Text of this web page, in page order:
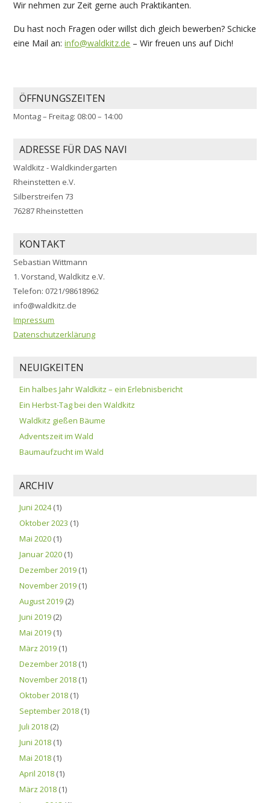
Wir nehmen zur Zeit gerne auch Praktikanten.
Du hast noch Fragen oder willst dich gleich bewerben? Schicke
eine Mail an:info@waldkitz.de – Wir freuen uns auf Dich!
ÖFFNUNGSZEITEN
Montag – Freitag: 08:00 – 14:00
ADRESSE FÜR DAS NAVI
Waldkitz - Waldkindergarten
Rheinstetten e.V.
Silberstreifen 73
76287 Rheinstetten
KONTAKT
Sebastian Wittmann
1. Vorstand, Waldkitz e.V.
Telefon: 0721/98618962
info@waldkitz.de
Impressum
Datenschutzerklärung
NEUIGKEITEN
Ein halbes Jahr Waldkitz – ein Erlebnisbericht
Ein Herbst-Tag bei den Waldkitz
Waldkitz gießen Bäume
Adventszeit im Wald
Baumaufzucht im Wald
ARCHIV
Juni 2024(1)
Oktober 2023 (1)
Mai 2020 (1)
Januar 2020 (1)
Dezember 2019 (1)
November 2019 (1)
August 2019 (2)
Juni 2019 (2)
Mai 2019 (1)
März 2019 (1)
Dezember 2018 (1)
November 2018 (1)
Oktober 2018 (1)
September 2018 (1)
Juli 2018 (2)
Juni 2018 (1)
Mai 2018 (1)
April 2018 (1)
März 2018 (1)